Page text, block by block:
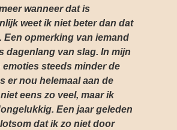
wanneer dat is
weet ik niet beter dan dat
Een opmerking van iemand
dagenlang van slag. In mijn
steeds minder de
er nou helemaal aan de
eens zo veel, maar ik
Een jaar geleden
dat ik zo niet door